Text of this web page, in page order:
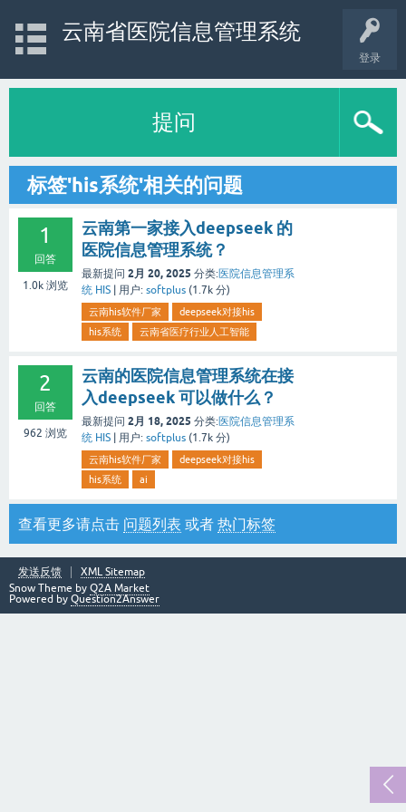
登录
云南省医院信息管理系统
提问
标签'his系统'相关的问题
1
回答
1.0k 浏览
云南第一家接入deepseek 的
医院信息管理系统？
最新提问 2月 20, 2025 分类:医院信息管理系
统 HIS
用户: softplus (1.7k 分)
云南his软件厂家
deepseek对接his
his系统
云南省医疗行业人工智能
2
回答
962 浏览
云南的医院信息管理系统在接
入deepseek 可以做什么？
最新提问 2月 18, 2025 分类:医院信息管理系
统 HIS
用户: softplus (1.7k 分)
云南his软件厂家
deepseek对接his
his系统
ai
查看更多请点击 问题列表 或者 热门标签
发送反馈
XML Sitemap
Snow Theme by Q2A Market
Powered by Question2Answer